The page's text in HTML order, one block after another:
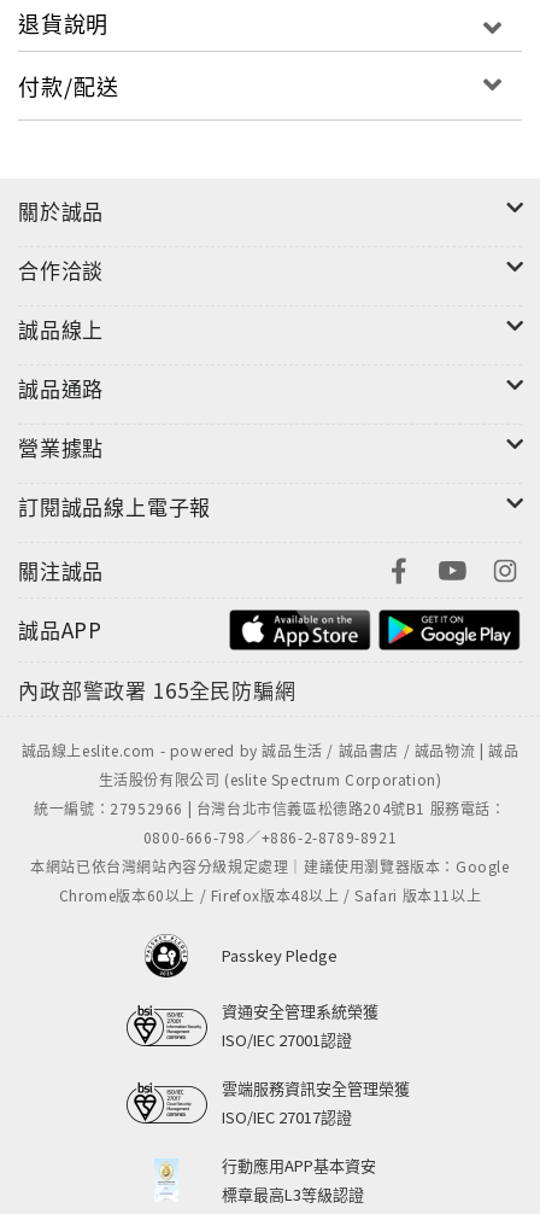
退貨說明
付款/配送
關於誠品
合作洽談
誠品線上
誠品通路
營業據點
訂閱誠品線上電子報
關注誠品
誠品APP
內政部警政署 165全民防騙網
誠品線上eslite.com - powered by 誠品生活 / 誠品書店 / 誠品物流 | 誠品
生活股份有限公司 (eslite Spectrum Corporation)
統一編號：27952966 | 台灣台北市信義區松德路204號B1 服務電話：
0800-666-798／+886-2-8789-8921
本網站已依台灣網站內容分級規定處理｜建議使用瀏覽器版本：Google
Chrome版本60以上 / Firefox版本48以上 / Safari 版本11以上
Passkey Pledge
資通安全管理系統榮獲
ISO/IEC 27001認證
雲端服務資訊安全管理榮獲
ISO/IEC 27017認證
行動應用APP基本資安
標章最高L3等級認證